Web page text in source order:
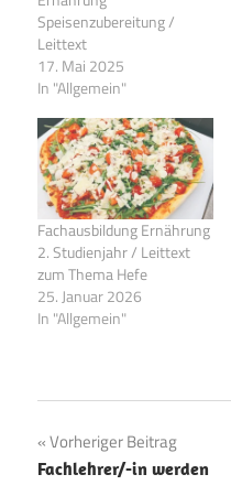
Speisenzubereitung /
Leittext
17. Mai 2025
In "Allgemein"
Fachausbildung Ernährung
2. Studienjahr / Leittext
zum Thema Hefe
25. Januar 2026
In "Allgemein"
Vorheriger Beitrag
Fachlehrer/-in werden